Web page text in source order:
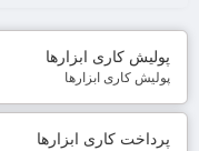
پولیش کاری ابزارها
پولیش کاری ابزارها
پرداخت کاری ابزارها